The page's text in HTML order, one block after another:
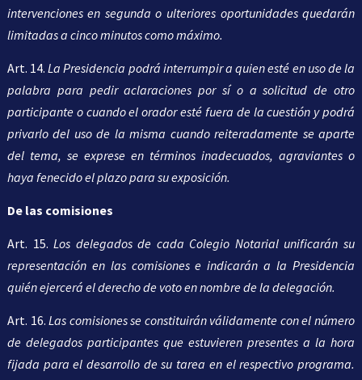
intervenciones en segunda o ulteriores oportunidades quedarán
limitadas a cinco minutos como máximo.
Art. 14.La Presidencia podrá interrumpir a quien esté en uso de la
palabra para pedir aclaraciones por sí o a solicitud de otro
participante o cuando el orador esté fuera de la cuestión y podrá
privarlo del uso de la misma cuando reiteradamente se aparte
del tema, se exprese en términos inadecuados, agraviantes o
haya fenecido el plazo para su exposición.
De las comisiones
Art. 15.Los delegados de cada Colegio Notarial unificarán su
representación en las comisiones e indicarán a la Presidencia
quién ejercerá el derecho de voto en nombre de la delegación.
Art. 16.Las comisiones se constituirán válidamente con el número
de delegados participantes que estuvieren presentes a la hora
fijada para el desarrollo de su tarea en el respectivo programa.